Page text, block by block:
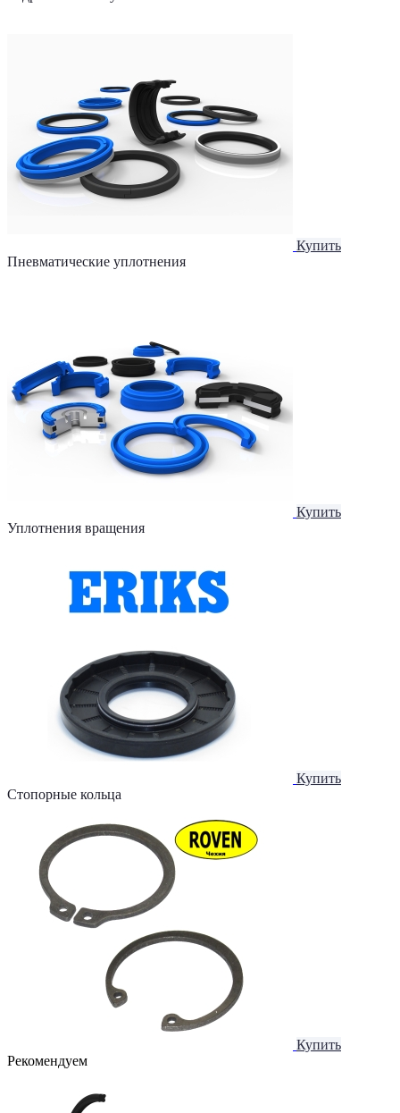
Купить
Пневматические уплотнения
Купить
Уплотнения вращения
Купить
Стопорные кольца
Купить
Рекомендуем